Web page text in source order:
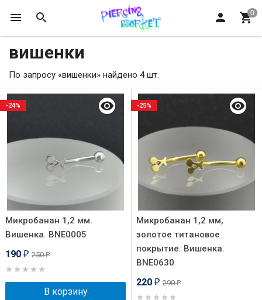
вишенки
По запросу «вишенки» найдено 4 шт.
Микробанан 1,2 мм.
Вишенка. BNE0005
190 ₽ 250₽
В корзину
-24%
Микробанан 1,2 мм,
золотое титановое
покрытие. Вишенка.
BNE0630
220 ₽ 290₽
-25%